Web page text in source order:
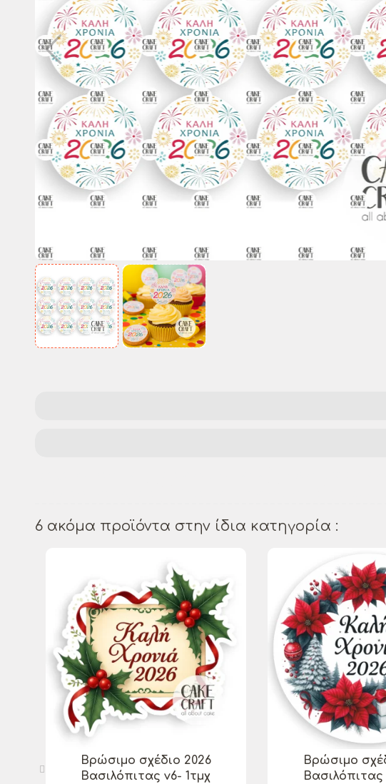
6 ακόμα προϊόντα στην ίδια κατηγορία :
Βρώσιμo σχέδιo 2026
Βασιλόπιτας v6- 1τμχ
Βρώσιμo
Βασιλόπιτας